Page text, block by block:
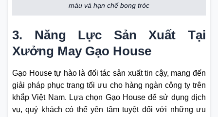
màu và hạn chế bong tróc
3. Năng Lực Sản Xuất Tại
Xưởng May Gạo House
Gạo House tự hào là đối tác sản xuất tin cậy, mang đến
giải pháp phục trang tối ưu cho hàng ngàn công ty trên
khắp Việt Nam. Lựa chọn Gạo House để sử dụng dịch
vụ, quý khách có thể yên tâm tuyệt đối với những ưu